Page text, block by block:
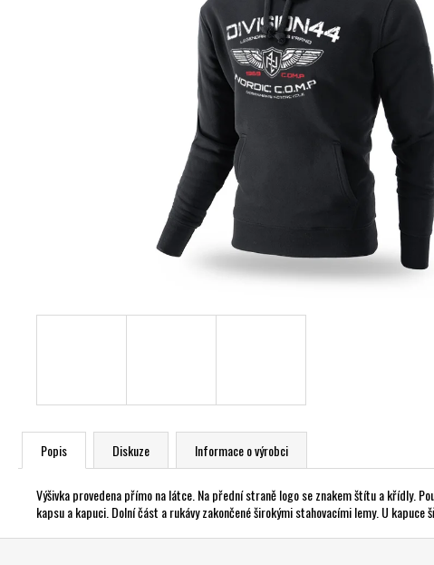
Popis Diskuze Informace o výrobci
Výšivka provedena přímo na látce. Na přední straně logo se znakem štítu a křídly.
kapsu a kapuci. Dolní část a rukávy zakončené širokými stahovacími lemy. U kapuce